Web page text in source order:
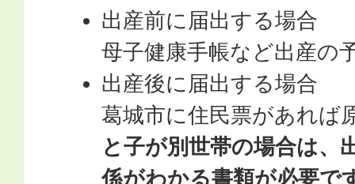
出産前に届出する場合
母子健康手帳など出産の
出産後に届出する場合
葛城市に住民票があれば
と子が別世帯の場合は、
係がわかる書類が必要で